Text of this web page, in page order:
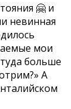
🤗 и
невинная
мои
больше
А